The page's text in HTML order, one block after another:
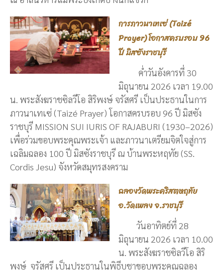
การภาวนาเทเซ่ (Taizé
Prayer) โอกาสครบรอบ 96
ปี มิสซังราชบุรี
ค่ำวันอังคารที่ 30
มิถุนายน 2026 เวลา 19.00
น. พระสังฆราชซิลวีโอ สิริพงษ์ จรัสศรี เป็นประธานในการ
ภาวนาเทเซ่ (Taizé Prayer) โอกาสครบรอบ 96 ปี มิสซัง
ราชบุรี MISSION SUI IURIS OF RAJABURI (1930–2026)
เพื่อร่วมขอบพระคุณพระเจ้า และภาวนาเตรียมจิตใจสู่การ
เฉลิมฉลอง 100 ปี มิสซังราชบุรี ณ บ้านพระหฤทัย (SS.
Cordis Jesu) จังหวัดสมุทรสงคราม
ฉลองวัดพระคริสตหฤทัย
อ.วัดเพลง จ.ราชบุรี
วันอาทิตย์ที่ 28
มิถุนายน 2026 เวลา 10.00
น. พระสังฆราชซิลวีโอ สิริ
พงษ์ จรัสศรี เป็นประธานในพิธีบูชาขอบพระคุณฉลอง